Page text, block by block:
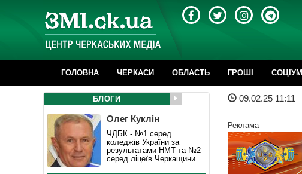
ГОЛОВНА ЧЕРКАСИ ОБЛАСТЬ ГРОШІ CОЦІУМ
09.02.25 11:11
Реклама
БЛОГИ
Олег Куклін
ЧДБК - №1 серед
коледжів України за
результатами НМТ та №2
серед ліцеїв Черкащини